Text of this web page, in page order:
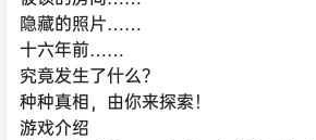
隐藏的照片……
十六年前……
究竟发生了什么？
种种真相，由你来探索！
游戏介绍